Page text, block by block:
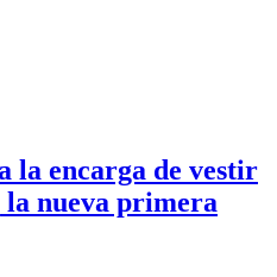
la encarga de vestir
nueva primera